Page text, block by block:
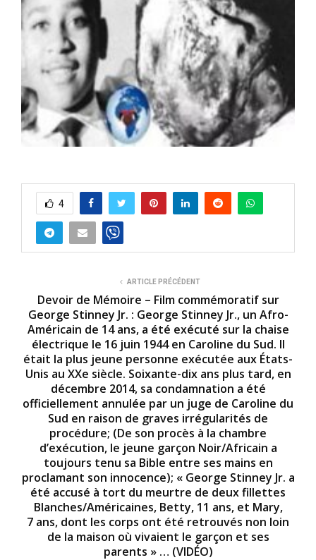
4
ARTICLE PRÉCÉDENT
Devoir de Mémoire – Film commémoratif sur
George Stinney Jr. : George Stinney Jr., un Afro-
Américain de 14 ans, a été exécuté sur la chaise
électrique le 16 juin 1944 en Caroline du Sud. Il
était la plus jeune personne exécutée aux États-
Unis au XXe siècle. Soixante-dix ans plus tard, en
décembre 2014, sa condamnation a été
officiellement annulée par un juge de Caroline du
Sud en raison de graves irrégularités de
procédure; (De son procès à la chambre
d’exécution, le jeune garçon Noir/Africain a
toujours tenu sa Bible entre ses mains en
proclamant son innocence); « George Stinney Jr. a
été accusé à tort du meurtre de deux fillettes
Blanches/Américaines, Betty, 11 ans, et Mary,
7 ans, dont les corps ont été retrouvés non loin
de la maison où vivaient le garçon et ses
parents » … (VIDÉO)